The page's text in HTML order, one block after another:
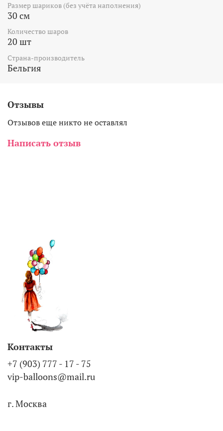
Размер шариков (без учёта наполнения)
30 см
Количество шаров
20 шт
Страна-производитель
Бельгия
Отзывы
Отзывов еще никто не оставлял
Написать отзыв
Контакты
+7 (903) 777 - 17 - 75
vip-balloons@mail.ru
г. Москва